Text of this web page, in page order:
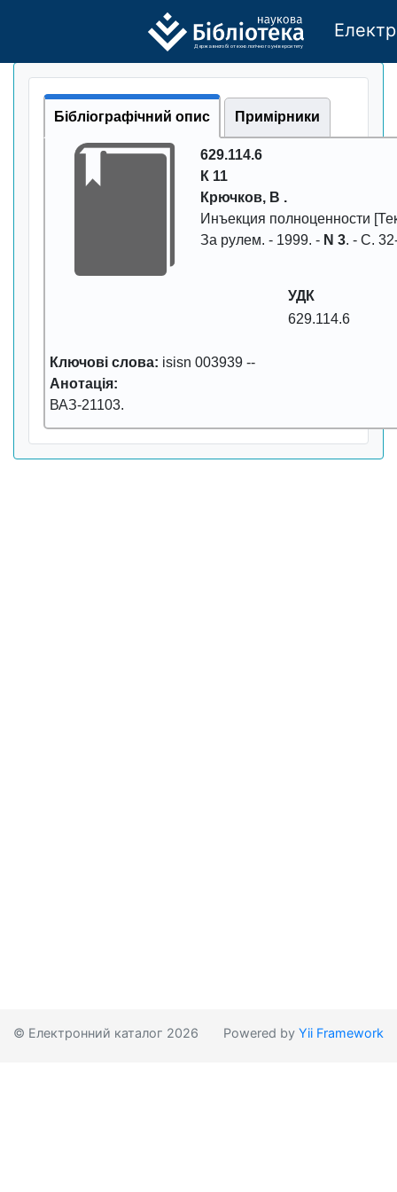
Державного бі отехно логічно го універси тету
Бібліографічний опис Примірники
629.114.6
К 11
Кpючков, В .
Инъекция полноценности
За pулем. - 1999. - N 3. - С.
УДК
629.114.6
Ключові слова: isisn 003939 --
Анотація:
ВАЗ-21103.
© Електронний каталог 2026 Powered by Yii Framework